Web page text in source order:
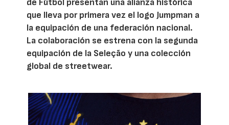
de Fútbol presentan una alianza histórica
que lleva por primera vez el logo Jumpman a
la equipación de una federación nacional.
La colaboración se estrena con la segunda
equipación de la Seleção y una colección
global de streetwear.